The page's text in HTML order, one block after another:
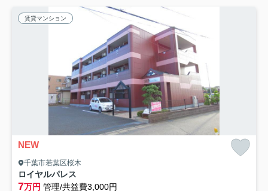
賃貸マンション
NEW
千葉市若葉区桜木
ロイヤルパレス
7万円 管理/共益費3,000円